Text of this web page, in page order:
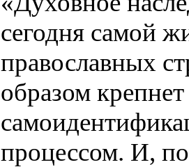
сегодня самой
православных
образом
процессом. И,